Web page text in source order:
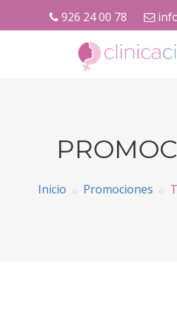
926 24 00 78
Inicio Promociones